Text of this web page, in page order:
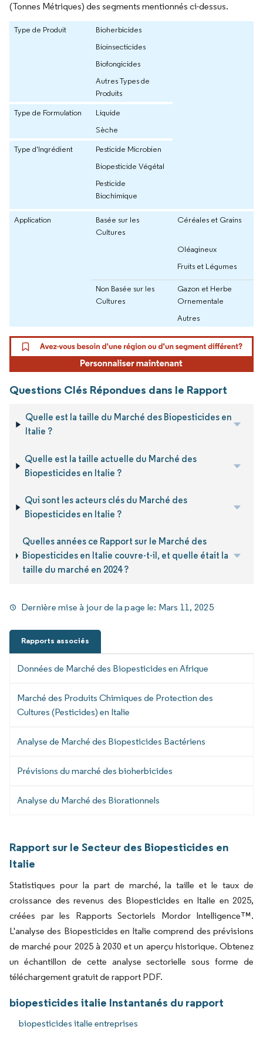
(Tonnes Métriques) des segments mentionnés ci-dessus.
Type de Produit
Bioherbicides
Bioinsecticides
Biofongicides
Autres Types de
Produits
Type de Formulation
Liquide
Sèche
Type d'Ingrédient
Pesticide Microbien
Biopesticide Végétal
Pesticide
Biochimique
Application
Basée sur les
Cultures
Céréales et Grains
Oléagineux
Fruits et Légumes
Non Basée sur les
Cultures
Gazon et Herbe
Ornementale
Autres
Questions Clés Répondues dans le Rapport
Quelle est la taille du Marché des Biopesticides en
Italie ?
Quelle est la taille actuelle du Marché des
Biopesticides en Italie ?
Qui sont les acteurs clés du Marché des
Biopesticides en Italie ?
Quelles années ce Rapport sur le Marché des
Biopesticides en Italie couvre-t-il, et quelle était la
taille du marché en 2024 ?
Dernière mise à jour de la page le: Mars 11, 2025
Rapports associés
Données de Marché des Biopesticides en Afrique
Marché des Produits Chimiques de Protection des
Cultures (Pesticides) en Italie
Analyse de Marché des Biopesticides Bactériens
Prévisions du marché des bioherbicides
Analyse du Marché des Biorationnels
Rapport sur le Secteur des Biopesticides en
Italie
Statistiques pour la part de marché, la taille et le taux de
croissance des revenus des Biopesticides en Italie en 2025,
créées par les Rapports Sectoriels Mordor Intelligence™.
L'analyse des Biopesticides en Italie comprend des prévisions
de marché pour 2025 à 2030 et un aperçu historique. Obtenez
un échantillon de cette analyse sectorielle sous forme de
téléchargement gratuit de rapport PDF.
biopesticides italie Instantanés du rapport
biopesticides italie entreprises